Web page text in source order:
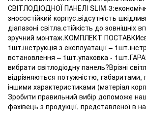
СВІТЛОДІОДНОЇ ПАНЕЛІ SLIM-
зносостійкий корпус.відсутність
діапазоні світла.стійкість до зовнішніх
зручний монтаж.КОМПЛЕКТ
1шт.інструкція з експлуатації –
встановлення – 1шт.упаковка -
вибрати світлодіодну панель?Врізні
відрізняються потужністю,
іншими характеристиками (матеріал
Зробити правильний вибір допоможе
фахівець з продукції, представленої в